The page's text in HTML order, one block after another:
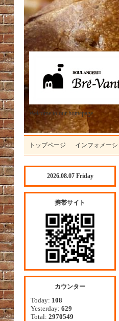
Welcome to our homepage
トップページ インフォメーシ
2026.08.07 Friday
携帯サイト
カウンター
Today: 108
Yesterday: 629
Total: 2970549